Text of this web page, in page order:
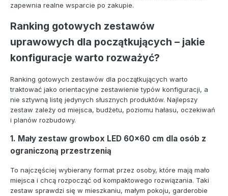
zapewnia realne wsparcie po zakupie.
Ranking gotowych zestawów
uprawowych dla początkujących – jakie
konfiguracje warto rozważyć?
Ranking gotowych zestawów dla początkujących warto
traktować jako orientacyjne zestawienie typów konfiguracji, a
nie sztywną listę jedynych słusznych produktów. Najlepszy
zestaw zależy od miejsca, budżetu, poziomu hałasu, oczekiwań
i planów rozbudowy.
1. Mały zestaw growbox LED 60x60 cm dla osób z
ograniczoną przestrzenią
To najczęściej wybierany format przez osoby, które mają mało
miejsca i chcą rozpocząć od kompaktowego rozwiązania. Taki
zestaw sprawdzi się w mieszkaniu, małym pokoju, garderobie